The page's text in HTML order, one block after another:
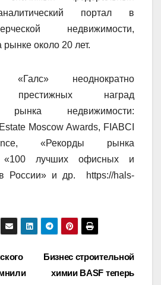
аналитический портал в
недвижимости,
около 20 лет.
неоднократно
престижных наград
рынка недвижимости:
Moscow Awards, FIABCI
«Рекорды рынка
«100 лучших офисных и
России» и др. https://hals-
Бизнес строительной
химии BASF теперь